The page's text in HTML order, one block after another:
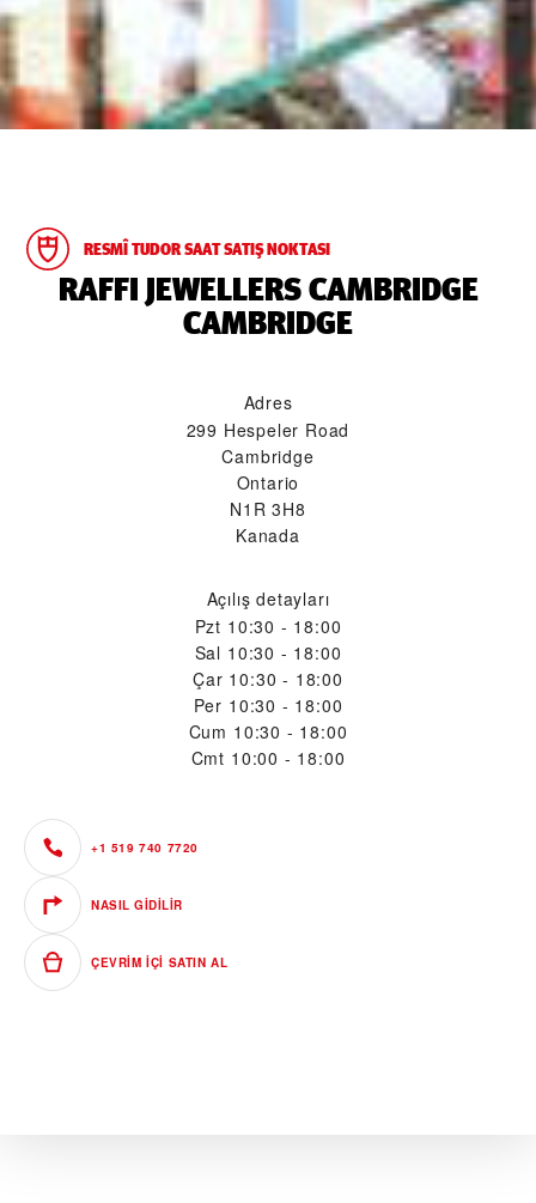
RESMÎ TUDOR SAAT SATIŞ NOKTASI
‭RAFFI JEWELLERS CAMBRIDGE
CAMBRIDGE‬
Adres
299 Hespeler Road
Cambridge
Ontario
N1R 3H8
Kanada
Açılış detayları
Pzt 10:30 - 18:00
Sal 10:30 - 18:00
Çar 10:30 - 18:00
Per 10:30 - 18:00
Cum 10:30 - 18:00
Cmt 10:00 - 18:00
+1 519 740 7720
NASIL GIDILIR
ÇEVRIM IÇI SATIN AL